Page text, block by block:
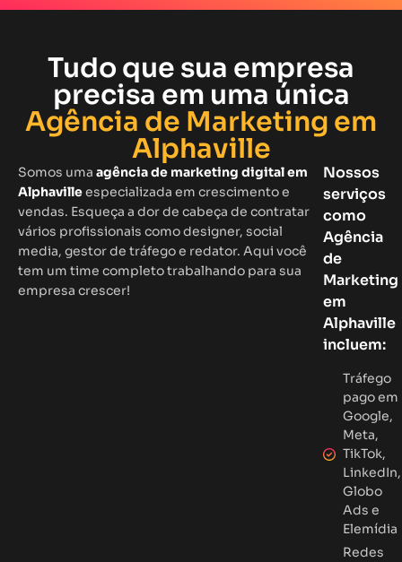
Tudo que sua empresa
precisa em uma única
Agência de Marketing em
Alphaville
Somos uma agência de marketing digital em
Alphavilleespecializada em crescimento e
vendas. Esqueça a dor de cabeça de contratar
vários profissionais como designer, social
media, gestor de tráfego e redator. Aqui você
tem um time completo trabalhando para sua
empresa crescer!
Nossos
serviços
como
Agência
de
Marketing
em
Alphaville
incluem:
Tráfego
pago em
Google,
Meta,
TikTok,
LinkedIn,
Globo
Ads e
Elemídia
Redes